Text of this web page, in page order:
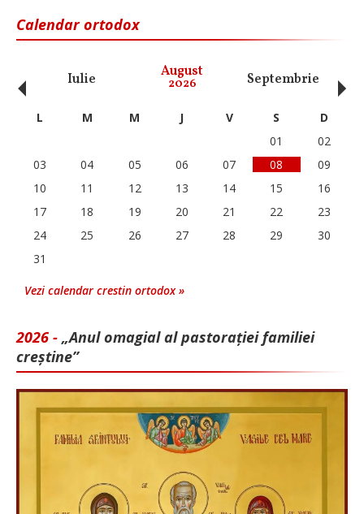
Calendar ortodox
Iulie August
2026 Septembrie
‹ L M M J V S
D
01
02
03
04 05 06 07 08
09
10
11 12 13 14 15
16
17
18 19 20 21 22
23
24
25 26 27 28 29
30
31
Vezi calendar crestin ortodox »
2026 - „Anul omagial al pastorației familiei
creștine”